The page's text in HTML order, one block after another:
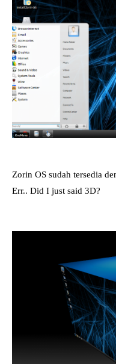
Zorin OS sudah tersedia
Err.. Did I just said 3D?